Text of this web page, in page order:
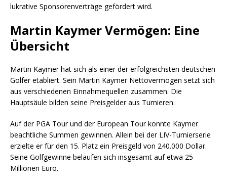
lukrative Sponsorenverträge gefördert wird.
Martin Kaymer Vermögen: Eine
Übersicht
Martin Kaymer hat sich als einer der erfolgreichsten deutschen
Golfer etabliert. Sein Martin Kaymer Nettovermögen setzt sich
aus verschiedenen Einnahmequellen zusammen. Die
Hauptsäule bilden seine Preisgelder aus Turnieren.
Auf der PGA Tour und der European Tour konnte Kaymer
beachtliche Summen gewinnen. Allein bei der LIV-Turnierserie
erzielte er für den 15. Platz ein Preisgeld von 240.000 Dollar.
Seine Golfgewinne belaufen sich insgesamt auf etwa 25
Millionen Euro.